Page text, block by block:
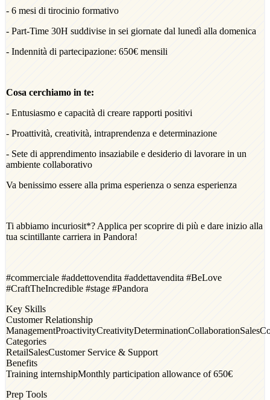
- 6 mesi di tirocinio formativo
- Part-Time 30H suddivise in sei giornate dal lunedì alla domenica
- Indennità di partecipazione: 650€ mensili
Cosa cerchiamo in te:
- Entusiasmo e capacità di creare rapporti positivi
- Proattività, creatività, intraprendenza e determinazione
- Sete di apprendimento insaziabile e desiderio di lavorare in un
ambiente collaborativo
Va benissimo essere alla prima esperienza o senza esperienza
Ti abbiamo incuriosit*? Applica per scoprire di più e dare inizio alla
tua scintillante carriera in Pandora!
#commerciale #addettovendita #addettavendita #BeLove
#CraftTheIncredible #stage #Pandora
Key Skills
Customer Relationship
ManagementProactivityCreativityDeterminationCollaborationSales
Categories
RetailSalesCustomer Service & Support
Benefits
Training internshipMonthly participation allowance of 650€
Prep Tools